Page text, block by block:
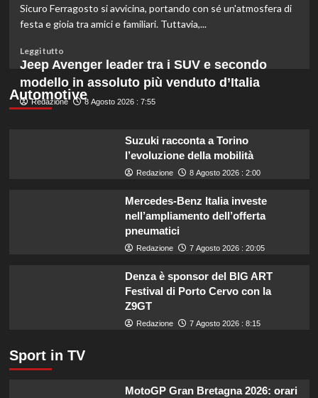
aumentati
di
per
settore
primario.
Sicuro Ferragosto si avvicina, portando con sé un'atmosfera di
festa e gioia tra amici e familiari. Tuttavia,...
Leggi tuttoLeggi
di
più
su
Rinfresca
Automotive
Jeep Avenger leader tra i SUV e secondo
modello in assoluto più venduto d’Italia
Redazione 8 Agosto 2026 : 7:55
Suzuki racconta a Torino
l’evoluzione della mobilità
Redazione 8 Agosto 2026 : 2:00
Mercedes-Benz Italia investe
nell’ampliamento dell’offerta
pneumatici
Redazione 7 Agosto 2026 : 20:05
Denza è sponsor del BIG ART
Festival di Porto Cervo con la
Z9GT
Redazione 7 Agosto 2026 : 8:15
Sport in TV
MotoGP Gran Bretagna 2026: orari